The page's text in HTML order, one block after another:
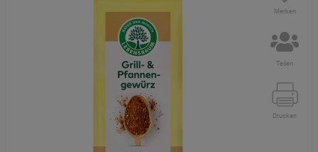
Merken
Teilen
Drucken